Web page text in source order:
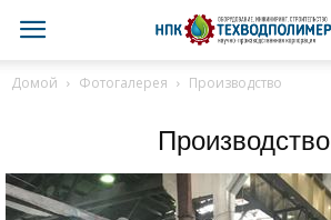
Домой Фотогалерея Производство
Производство